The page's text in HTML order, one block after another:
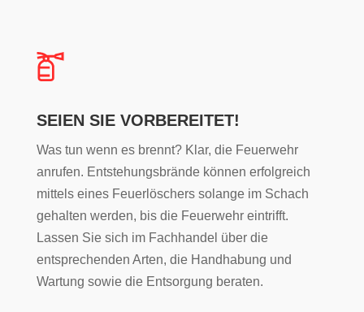
SEIEN SIE VORBEREITET!
Was tun wenn es brennt? Klar, die Feuerwehr
anrufen. Entstehungsbrände können erfolgreich
mittels eines Feuerlöschers solange im Schach
gehalten werden, bis die Feuerwehr eintrifft.
Lassen Sie sich im Fachhandel über die
entsprechenden Arten, die Handhabung und
Wartung sowie die Entsorgung beraten.